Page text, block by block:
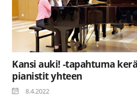
Kansi auki! -tapahtuma
pianistit yhteen
8.4.2022